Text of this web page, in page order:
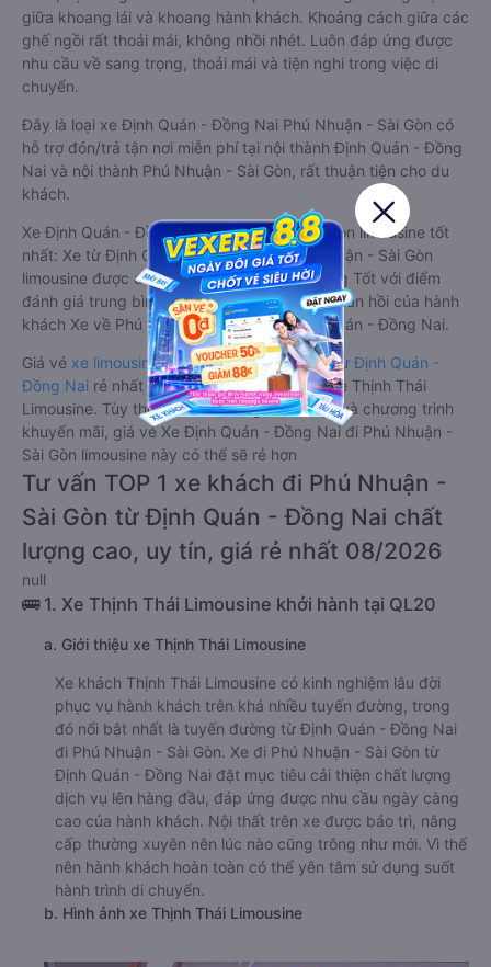
giữa khoang lái và khoang hành khách. Khoảng cách giữa các
ghế ngồi rất thoải mái, không nhồi nhét. Luôn đáp ứng được
nhu cầu về sang trọng, thoải mái và tiện nghi trong việc di
chuyển.
Đây là loại xe Định Quán - Đồng Nai Phú Nhuận - Sài Gòn có
hỗ trợ đón/trả tận nơi miễn phí tại nội thành Định Quán - Đồng
Nai và nội thành Phú Nhuận - Sài Gòn, rất thuận tiện cho du
khách.
Xe Định Quán - Đồng Nai Phú Nhuận - Sài Gòn limousine tốt
nhất: Xe từ Định Quán - Đồng Nai đi Phú Nhuận - Sài Gòn
limousine được đánh giá chung có chất lượng Tốt với điểm
đánh giá trung bình từ 4.2/5 dựa trên 487 phản hồi của hành
khách Xe về Phú Nhuận - Sài Gòn từ Định Quán - Đồng Nai.
Giá vé xe limousine đi Phú Nhuận - Sài Gòn từ Định Quán -
Đồng Nai rẻ nhất là 220000VND của hãng xe Thịnh Thái
Limousine. Tùy thuộc vào vị trí ngồi của bạn và chương trình
khuyến mãi, giá vé Xe Định Quán - Đồng Nai đi Phú Nhuận -
Sài Gòn limousine này có thể sẽ rẻ hơn
Tư vấn TOP 1 xe khách đi Phú Nhuận -
Sài Gòn từ Định Quán - Đồng Nai chất
lượng cao, uy tín, giá rẻ nhất 08/2026
null
🚌 1. Xe Thịnh Thái Limousine khởi hành tại QL20
a. Giới thiệu xe Thịnh Thái Limousine
Xe khách Thịnh Thái Limousine có kinh nghiệm lâu đời
phục vụ hành khách trên khá nhiều tuyến đường, trong
đó nổi bật nhất là tuyến đường từ Định Quán - Đồng Nai
đi Phú Nhuận - Sài Gòn. Xe đi Phú Nhuận - Sài Gòn từ
Định Quán - Đồng Nai đặt mục tiêu cải thiện chất lượng
dịch vụ lên hàng đầu, đáp ứng được nhu cầu ngày càng
cao của hành khách. Nội thất trên xe được bảo trì, nâng
cấp thường xuyên nên lúc nào cũng trông như mới. Vì thế
nên hành khách hoàn toàn có thể yên tâm sử dụng suốt
hành trình di chuyển.
b. Hình ảnh xe Thịnh Thái Limousine